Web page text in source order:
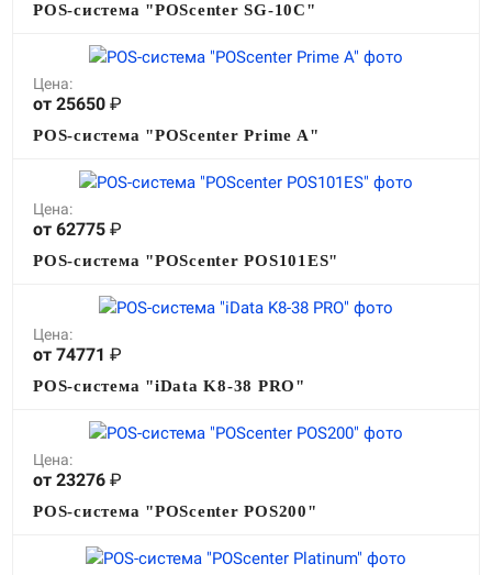
POS-система "POScenter SG-10C"
Цена:
от 25650 ₽
POS-система "POScenter Prime A"
Цена:
от 62775 ₽
POS-система "POScenter POS101ES"
Цена:
от 74771 ₽
POS-система "iData K8-38 PRO"
Цена:
от 23276 ₽
POS-система "POScenter POS200"